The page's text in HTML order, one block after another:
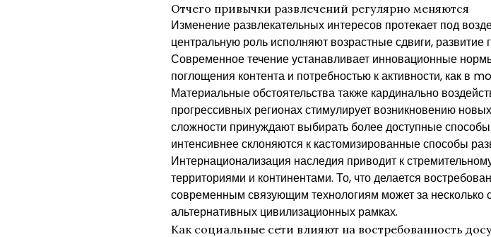
Отчего привычки развлечений регулярно меняются
Изменение развлекательных интересов протекает под
центральную роль исполняют возрастные сдвиги, развитие
Современное течение устанавливает инновационные
поглощения контента и потребностью к активности, как в
Материальные обстоятельства также кардинально
прогрессивных регионах стимулирует возникновению
сложности принуждают выбирать более доступные
интенсивнее склоняются к кастомизированные способы
Интернационализация наследия приводит к
территориями и континентами. То, что делается
современным связующим технологиям может за несколько
альтернативных цивилизационных рамках.
Как социальные сети влияют на востребованность